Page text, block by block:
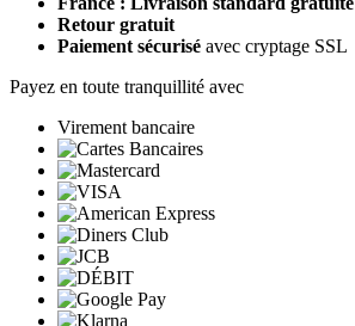
Retour gratuit
Paiement sécurisé avec cryptage SSL
Payez en toute tranquillité avec
Virement bancaire